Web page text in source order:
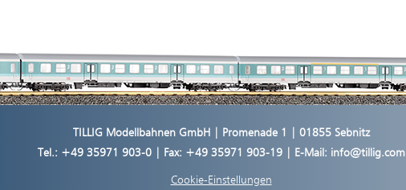
TILLIG Modellbahnen GmbH | Promenade 1 | 01855 Sebnitz
Tel.: +49 35971 903-0| Fax: +49 35971 903-19 | E-Mail: info@tillig.com
Cookie-Einstellungen